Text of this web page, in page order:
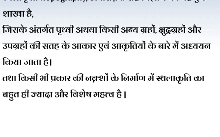
शाखा है,
जिसके अंतर्गत पृथ्वी अथवा किसी अन्य ग्रहों, क्षुद्रग्रहों और
उपग्रहों की सतह के आकार एवं आकृतियों के बारे में अध्ययन
किया जाता है।
तथा किसी भी प्रकार की नक़्शों के निर्माण में स्थलाकृति का
बहुत ही ज्यादा और विशेष महत्व है |